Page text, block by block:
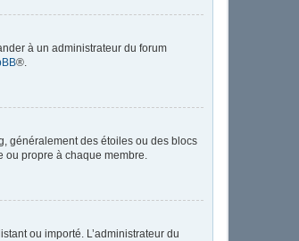
à un administrateur du forum
®.
généralement des étoiles ou des blocs
ou propre à chaque membre.
ou importé. L’administrateur du